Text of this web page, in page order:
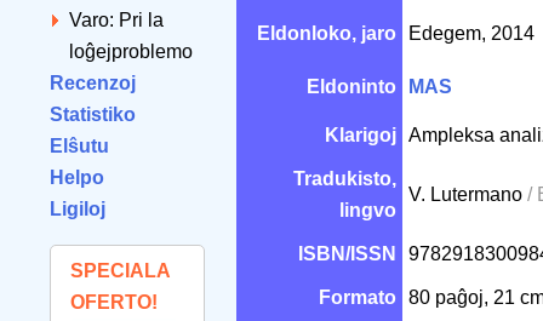
Varo: Pri la
loĝejproblemo
Recenzoj
Statistiko
Elŝutu
Helpo
Ligiloj
SPECIALA
OFERTO!
Eldonloko, jaro Edegem, 2014
Eldoninto MAS
Klarigoj Ampleksa
Tradukisto,
lingvo
V. Lutermano /
ISBN/ISSN
Formato 80 paĝoj, 21